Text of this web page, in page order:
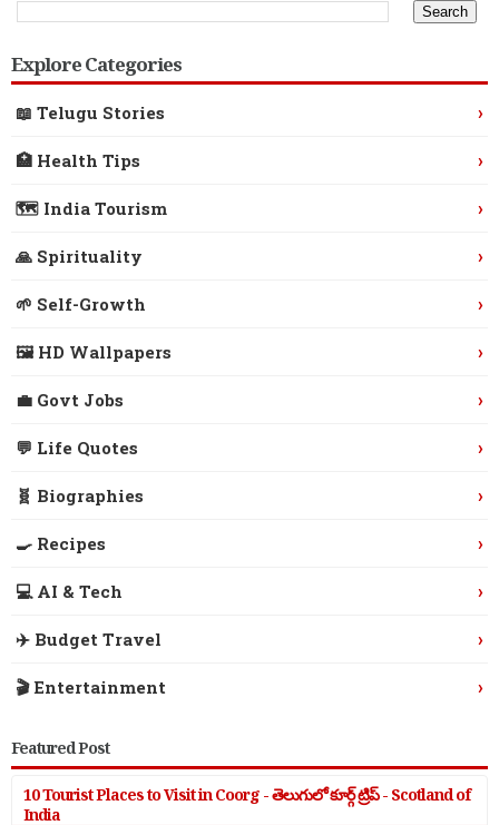
Explore Categories
📖 Telugu Stories ›
🏥 Health Tips ›
🗺️ India Tourism ›
🙏 Spirituality ›
🌱 Self-Growth ›
🖼️ HD Wallpapers ›
💼 Govt Jobs ›
💬 Life Quotes ›
🧬 Biographies ›
🍳 Recipes ›
💻 AI & Tech ›
✈️ Budget Travel ›
🎬 Entertainment ›
Featured Post
10 Tourist Places to Visit in Coorg - తెలుగులో కూర్గ్ ట్రిప్ - Scotland of
India